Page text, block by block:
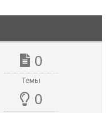
0
Темы
0